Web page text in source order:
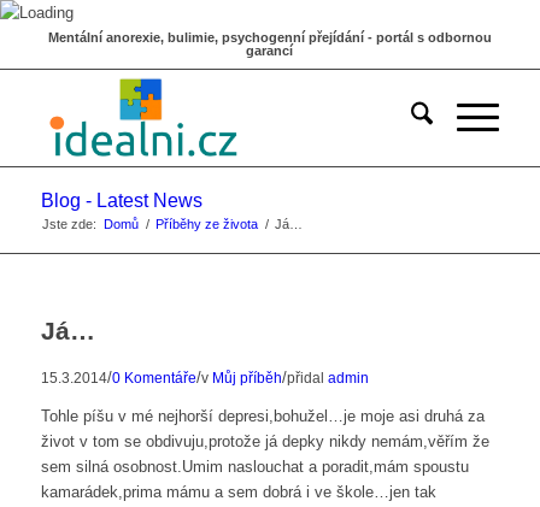
Mentální anorexie, bulimie, psychogenní přejídání - portál s odbornou
garancí
Blog - Latest News
Jste zde: Domů / Příběhy ze života / Já…
Já…
15.3.2014/0 Komentáře/v Můj příběh/přidal admin
Tohle píšu v mé nejhorší depresi,bohužel…je moje asi druhá za
život v tom se obdivuju,protože já depky nikdy nemám,věřím že
sem silná osobnost.Umim naslouchat a poradit,mám spoustu
kamarádek,prima mámu a sem dobrá i ve škole…jen tak